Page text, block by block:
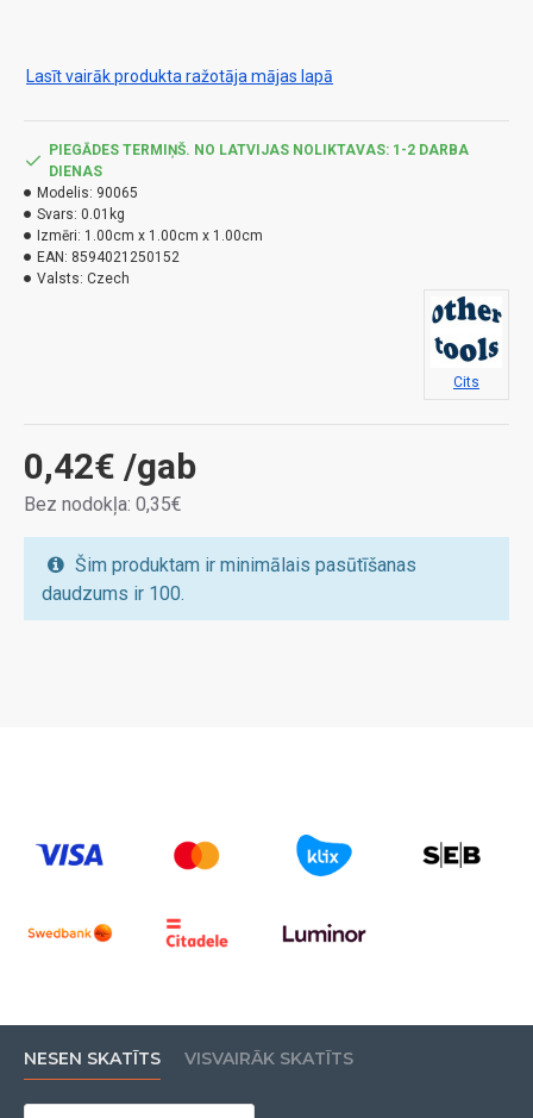
Lasīt vairāk produkta ražotāja mājas lapā
0,42€ /gab
Bez nodokļa: 0,35€
PIEGĀDES TERMIŅŠ. NO LATVIJAS NOLIKTAVAS: 1-2 DARBA
DIENAS
Modelis: 90065
Svars: 0.01kg
Izmēri: 1.00cm x 1.00cm x 1.00cm
EAN: 8594021250152
Valsts: Czech
Cits
Šim produktam ir minimālais pasūtīšanas
daudzums ir 100.
NESEN SKATĪTS VISVAIRĀK SKATĪTS